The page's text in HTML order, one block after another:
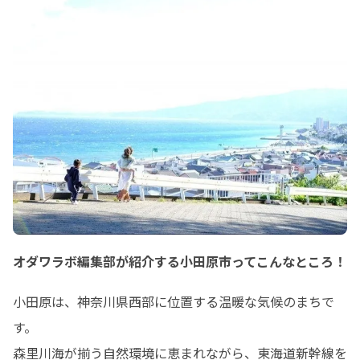
オダワラボ編集部が紹介する小田原市ってこんなところ！
小田原は、神奈川県西部に位置する温暖な気候のまちで
す。
森里川海が揃う自然環境に恵まれながら、東海道新幹線を